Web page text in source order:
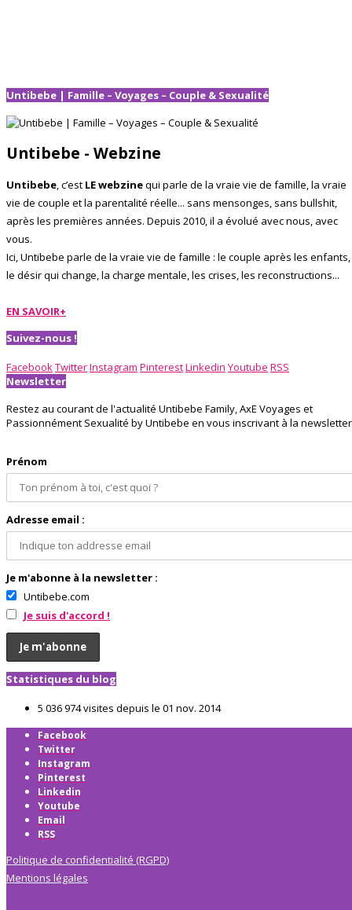
Untibebe | Famille – Voyages – Couple & Sexualité
Untibebe - Webzine
Untibebe, c’est LE webzinequi parle de la vraie vie de famille, la vraie
vie de couple et la parentalité réelle... sans mensonges, sans bullshit,
après les premières années. Depuis 2010, il a évolué avec nous, avec
vous.
Ici, Untibebe parle de la vraie vie de famille : le couple après les enfants,
le désir qui change, la charge mentale, les crises, les reconstructions...
EN SAVOIR+
Suivez-nous !
Facebook TwitterInstagram PinterestLinkedin Youtube RSS
Newsletter
Restez au courant de l'actualité Untibebe Family, AxE Voyages et
Passionnément Sexualité by Untibebe en vous inscrivant à la
Prénom
Adresse email :
Je m'abonne à la newsletter :
Untibebe.com
Je suis d'accord !
Statistiques du blog
5 036 974 visites depuis le 01 nov. 2014
Facebook
Twitter
Instagram
Pinterest
Linkedin
Youtube
Email
RSS
Politique de confidentialité (RGPD)
Mentions légales